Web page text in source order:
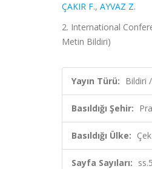
ÇAKIR F., AYVAZ Z.
2. International
Metin Bildiri)
Yayın Türü: Bildiri
Basıldığı Şehir:
Basıldığı Ülke:
Sayfa Sayıları: